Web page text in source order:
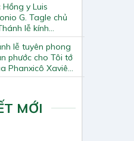
y Luis
G. Tagle chủ
lễ kính
Tô-ma Tông đồ
thờ Chính tòa
lễ tuyên phong
phước cho Tôi tớ
Phanxicô Xaviê
Bửu Diệp
MỚI